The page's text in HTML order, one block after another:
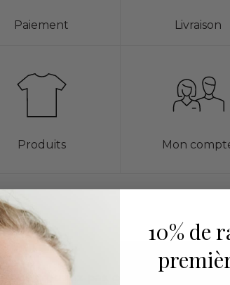
Paiement Livraison
Produits Mon
ne trouvez pas ce que vous
10% de